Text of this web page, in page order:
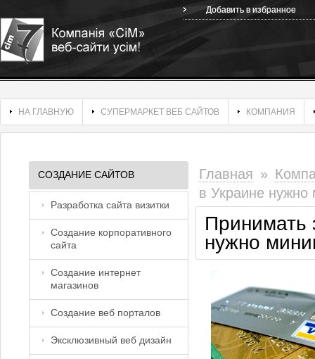
Добавить в избранное
НА ГЛАВНУЮ СУПЕРМАРКЕТ ВЕБ САЙТОВ КОМПАНИЯ
СОЗДАНИЕ САЙТОВ
Разработка сайта визитки
Создание корпоративного
сайта
Создание интернет
магазинов
Создание веб порталов
Эксклюзивный веб дизайн
Главная »
в Украине
Принимать
нужно